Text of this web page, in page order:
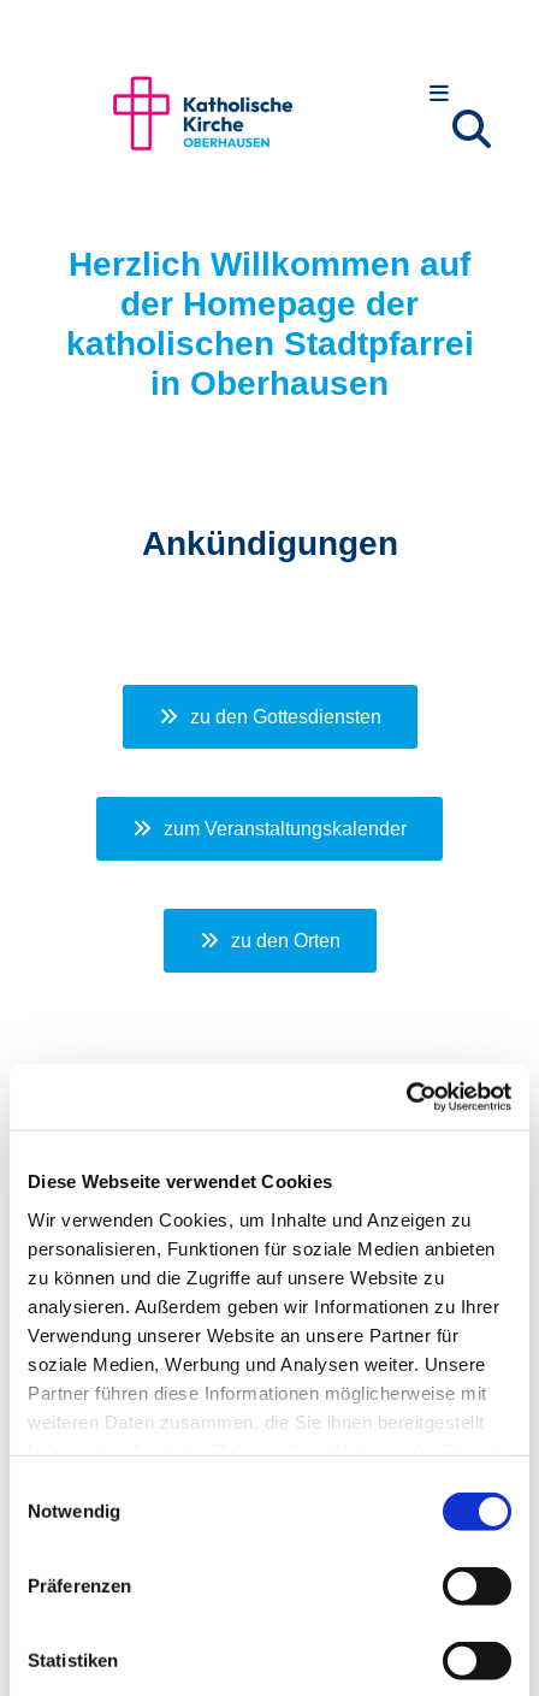
Diese Webseite verwendet Cookies
Wir verwenden Cookies, um Inhalte und Anzeigen zu
personalisieren, Funktionen für soziale Medien anbieten
zu können und die Zugriffe auf unsere Website zu
analysieren. Außerdem geben wir Informationen zu Ihrer
Verwendung unserer Website an unsere Partner für
soziale Medien, Werbung und Analysen weiter. Unsere
Partner führen diese Informationen möglicherweise mit
weiteren Daten zusammen, die Sie ihnen bereitgestellt
Notwendig
Präferenzen
Statistiken
Herzlich Willkommen auf
der Homepage der
katholischen Stadtpfarrei
in Oberhausen
Ankündigungen
zu den Gottesdiensten
zum Veranstaltungskalender
zu den Orten